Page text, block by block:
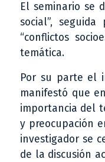
El seminario se
social”,
“conflictos
temática.
Por su parte el
manifestó que
importancia del
y preocupación
investigador se
de la discusión